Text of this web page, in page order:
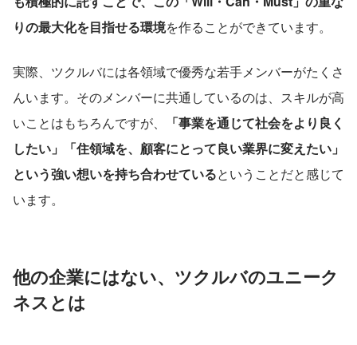
りの最大化を目指せる環境を作ることができています。
実際、ツクルバには各領域で優秀な若手メンバーがたくさ
んいます。そのメンバーに共通しているのは、スキルが高
いことはもちろんですが、
「事業を通じて社会をより良く
したい」「住領域を、顧客にとって良い業界に変えたい」
という強い想いを持ち合わせているということだと感じて
います。
他の企業にはない、ツクルバのユニーク
ネスとは